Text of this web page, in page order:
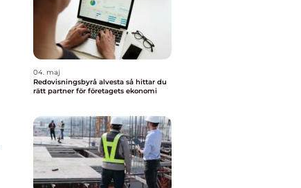
04. maj
Redovisningsbyrå alvesta så hittar du
rätt partner för företagets ekonomi